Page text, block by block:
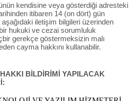
kendisine veya gösterdiği adresteki
itibaren 14 (on dört) gün
iletişim bilgileri üzerinden
hukuki ve cezai sorumluluk
gerekçe göstermeksizin malı
cayma hakkını kullanabilir.
BİLDİRİMİ YAPILACAK